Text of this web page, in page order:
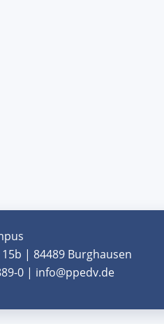
| 84489 Burghausen
0 | info@ppedv.de